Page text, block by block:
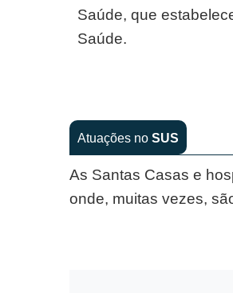
Saúde, que
Saúde.
Atuações no SUS
As Santas Casas e
onde, muitas vezes,